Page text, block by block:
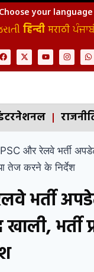
Choose your language
हिन्दीमराठी
और रेलवे भर्ती
तेज करने के निर्देश
भर्ती
भर्ती